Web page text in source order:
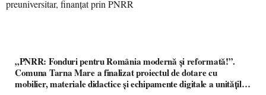
„PNRR: Fonduri pentru România modernă și reformată!”.
Comuna Tarna Mare a finalizat proiectul de dotare cu
mobilier, materiale didactice și echipamente digitale a unităților